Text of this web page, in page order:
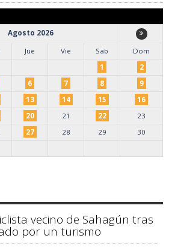
Agosto 2026
Jue Vie Sab
Dom
1
2
6 7 8
9
13 14 15
16
20 21 22
23
27 28 29
30
vecino de Sahagún tras
por un turismo